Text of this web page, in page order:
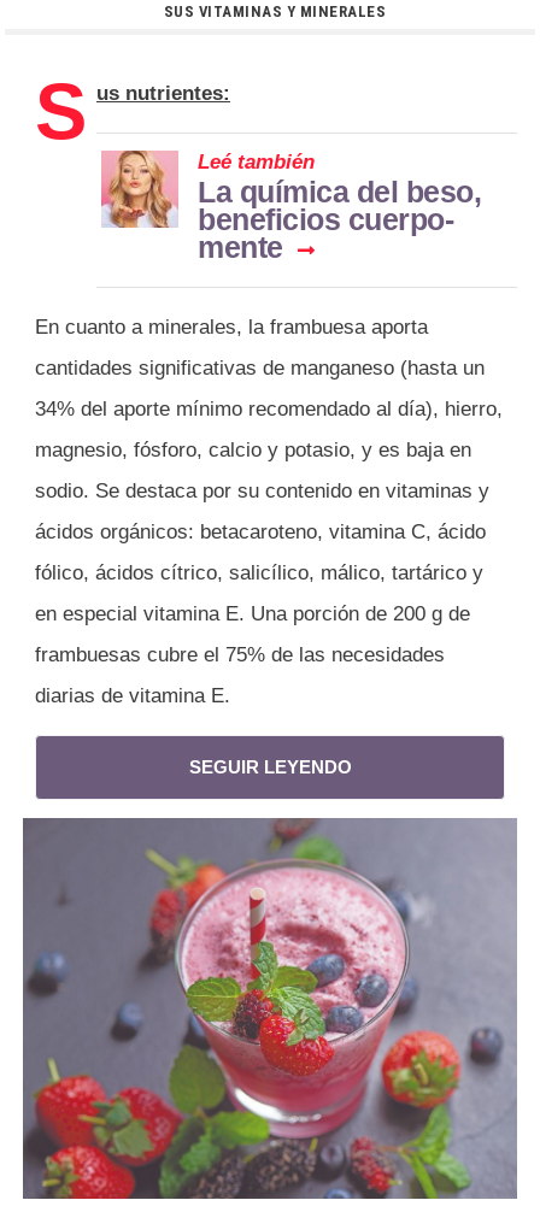
SUS VITAMINAS Y MINERALES
S us nutrientes:
Leé también
La química del beso,
beneficios cuerpo-
mente
En cuanto a minerales, la frambuesa aporta
cantidades significativas de manganeso (hasta un
34% del aporte mínimo recomendado al día), hierro,
magnesio, fósforo, calcio y potasio, y es baja en
sodio. Se destaca por su contenido en vitaminas y
ácidos orgánicos: betacaroteno, vitamina C, ácido
fólico, ácidos cítrico, salicílico, málico, tartárico y
en especial vitamina E. Una porción de 200 g de
frambuesas cubre el 75% de las necesidades
diarias de vitamina E.
SEGUIR LEYENDO